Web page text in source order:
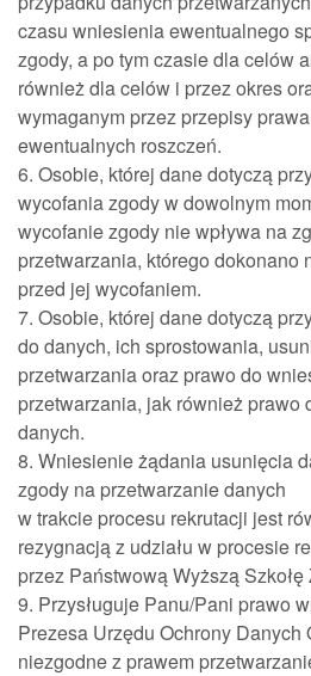
czasu wniesienia ewentualnego
zgody, a po tym czasie dla celów
również dla celów i przez okres
wymaganym przez przepisy
ewentualnych roszczeń.
6. Osobie, której dane dotyczą
wycofania zgody w dowolnym
wycofanie zgody nie wpływa na
przetwarzania, którego dokonano
przed jej wycofaniem.
7. Osobie, której dane dotyczą
do danych, ich sprostowania,
przetwarzania oraz prawo do
przetwarzania, jak również prawo
danych.
8. Wniesienie żądania usunięcia
zgody na przetwarzanie danych
w trakcie procesu rekrutacji jest
rezygnacją z udziału w procesie
przez Państwową Wyższą
9. Przysługuje Panu/Pani prawo
Prezesa Urzędu Ochrony Danych
niezgodne z prawem